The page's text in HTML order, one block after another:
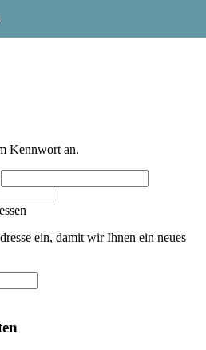
Kennwort an.
ein, damit wir Ihnen ein neues